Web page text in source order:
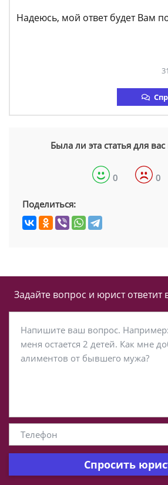
Надеюсь, мой ответ будет Вам
Была ли эта статья для
0 0
Поделиться:
Задайте вопрос и юрист ответит
Спросить